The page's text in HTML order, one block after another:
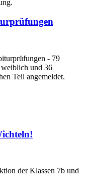
- 79
und 36
Teil angemeldet.
der Klassen 7b und